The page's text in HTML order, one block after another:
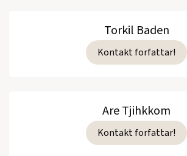
Torkil Baden
Kontakt forfattar!
Are Tjihkkom
Kontakt forfattar!